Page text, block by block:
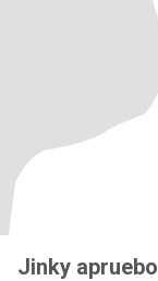
Jinky apruebo